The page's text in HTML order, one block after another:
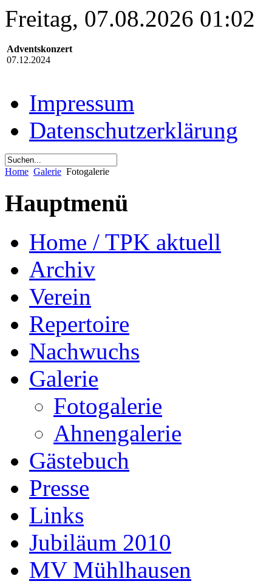
Freitag, 07.08.2026 01:02
Adventskonzert
07.12.2024
Impressum
Datenschutzerklärung
Home Galerie Fotogalerie
Hauptmenü
Home / TPK aktuell
Archiv
Verein
Repertoire
Nachwuchs
Galerie
Fotogalerie
Ahnengalerie
Gästebuch
Presse
Links
Jubiläum 2010
MV Mühlhausen